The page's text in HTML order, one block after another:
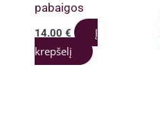
pabaigos
14.00 €
Į
krepšelį